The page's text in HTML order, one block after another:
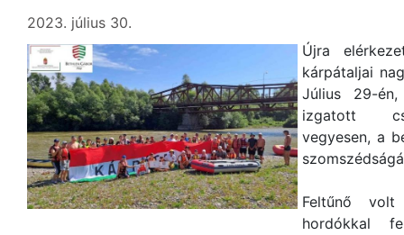
2023. július 30.
Újra
kárpátaljai
Július 29-
izgatott
vegyesen, a
Feltűnő
hordókkal